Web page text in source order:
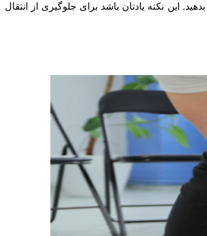
عمل را دوباره انجام دهید. درمجموع 2 تنفس مصنوعی باید به مصدوم بدهید. این نکته یادتان باشد برای جلوگیری از انتقال